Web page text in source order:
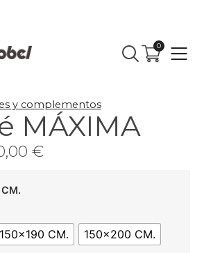
0
y complementos
MÁXIMA
€
150x190 CM.
150x200 CM.